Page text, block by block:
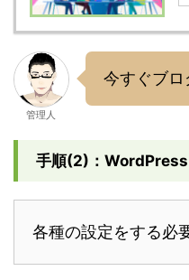
管理人
今すぐブロ
手順(2)：WordPress
各種の設定をする必